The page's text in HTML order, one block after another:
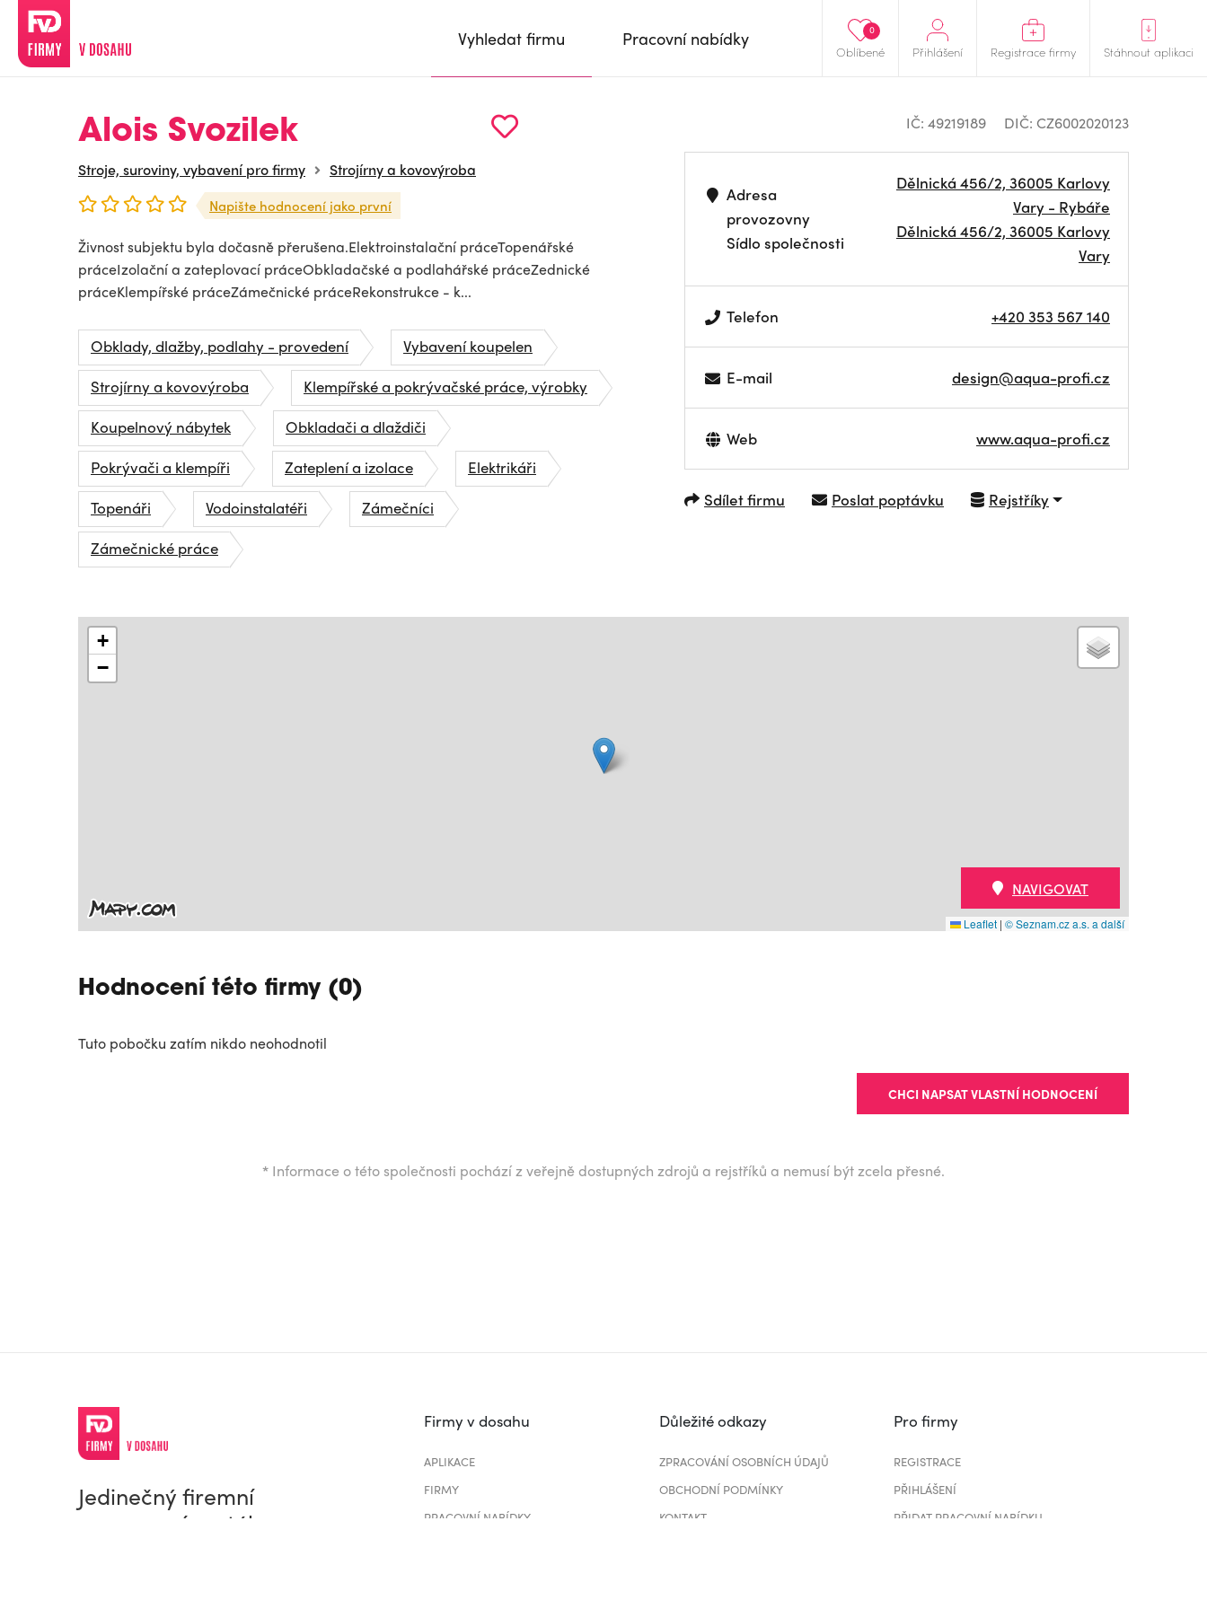
Oblíbené
0
Přihlášení Registrace firmy Stáhnout aplikaci
Vyhledat firmu Pracovní nabídky
Alois Svozilek
Stroje, suroviny, vybavení pro firmy Strojírny a kovovýroba
Napište hodnocení jako první
Živnost subjektu byla dočasně přerušena.Elektroinstalační práceTopenářské
práceIzolační a zateplovací práceObkladačské a podlahářské práceZednické
práceKlempířské práceZámečnické práceRekonstrukce - k...
Obklady, dlažby, podlahy - provedení
Vybavení koupelen
Strojírny a kovovýroba
Klempířské a pokrývačské práce, výrobky
Koupelnový nábytek
Obkladači a dlaždiči
Pokrývači a klempíři
Zateplení a izolace
Elektrikáři
Topenáři
Vodoinstalatéři
Zámečníci
Zámečnické práce
IČ: 49219189 DIČ: CZ6002020123
Adresa
provozovny
Sídlo společnosti
Dělnická 456/2, 36005 Karlovy
Vary - Rybáře
Dělnická 456/2, 36005 Karlovy
Vary
Telefon +420 353 567 140
E-mail design@aqua-profi.cz
Web www.aqua-profi.cz
Sdílet firmu Poslat poptávku Rejstříky
+
−
Leaflet | © Seznam.cz a.s. a další
NAVIGOVAT
Hodnocení této firmy (0)
Tuto pobočku zatím nikdo neohodnotil
CHCI NAPSAT VLASTNÍ HODNOCENÍ
* Informace o této společnosti pochází z veřejně dostupných zdrojů a rejstříků a nemusí být zcela přesné.
Jedinečný firemní
a pracovní portál
Firmy v dosahu
APLIKACE
FIRMY
PRACOVNÍ NABÍDKY
Důležité odkazy
ZPRACOVÁNÍ OSOBNÍCH ÚDAJŮ
OBCHODNÍ PODMÍNKY
KONTAKT
Pro firmy
REGISTRACE
PŘIHLÁŠENÍ
PŘIDAT PRACOVNÍ NABÍDKU